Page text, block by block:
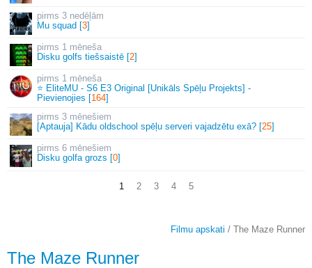
3 nedēļām
Mu squad [3]
1 mēneša
Disku golfs tiešsaistē [2]
1 mēneša
⭐ EliteMU - S6 E3 Original [Unikāls Spēļu Projekts] -
Pievienojies [164]
3 mēnešiem
[Aptauja] Kādu oldschool spēļu serveri vajadzētu exā? [25]
6 mēnešiem
Disku golfa grozs [0]
1 2 3 4 5
Filmu apskati / The Maze Runner
The Maze Runner